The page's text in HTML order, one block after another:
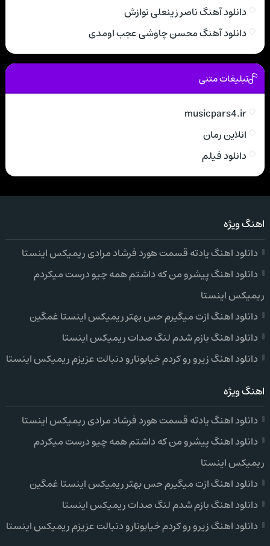
دانلود آهنگ ناصر زینعلی نوازش
دانلود آهنگ محسن چاوشی عجب اومدی
تبلیغات متنی
musicpars4.ir
انلاین رمان
دانلود فیلم
اهنگ ویژه
دانلود اهنگ یادته قسمت هورد فرشاد مرادی ریمیکس اینستا
دانلود اهنگ پیشرو من که داشتم همه چیو درست میکردم
ریمیکس اینستا
دانلود اهنگ ازت میگیرم حس بهتر ریمیکس اینستا غمگین
دانلود اهنگ بازم شدم لنگ صدات ریمیکس اینستا
دانلود اهنگ زیرو رو کردم خیابونارو دنبالت عزیزم ریمیکس اینستا
اهنگ ویژه
دانلود اهنگ یادته قسمت هورد فرشاد مرادی ریمیکس اینستا
دانلود اهنگ پیشرو من که داشتم همه چیو درست میکردم
ریمیکس اینستا
دانلود اهنگ ازت میگیرم حس بهتر ریمیکس اینستا غمگین
دانلود اهنگ بازم شدم لنگ صدات ریمیکس اینستا
دانلود اهنگ زیرو رو کردم خیابونارو دنبالت عزیزم ریمیکس اینستا